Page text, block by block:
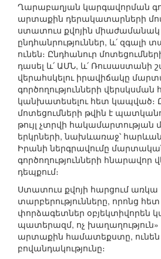
Ղարաբաղյան կարգավորման
արտաքին դերակատարների
ստատուս քվոյին միաժամանակ
ընդհանրություններ, և՛ զգալի
ունեն։ Ընդհանուր
դասել և՛ ԱՄՆ, և՛ Ռուսաստանի
վերահսկելու իրավիճակը
գործողությունների վերսկսման
կանխատեսելու հետ կապված։
մոտեցումների թվին է
թույլ չտրվի հակամարտության
երկրների, նախևառաջ՝
Իրանի ներգրավումը
գործողությունների հնարավոր
դեպքում։
Ստատուս քվոյի հարցում առկա
տարբերությունները, որոնց
փորձագետներ օբյեկտիվորեն
պատերազմ, ոչ
արտաքին համատեքստը, ունեն
բովանդակությունը։